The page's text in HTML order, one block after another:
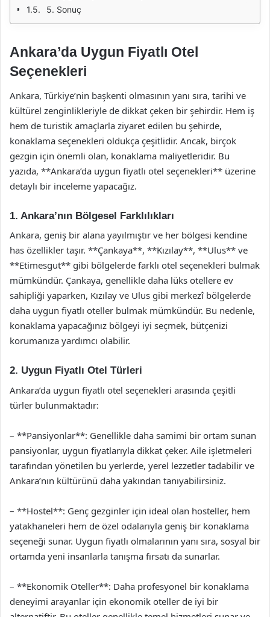
5. Sonuç
Ankara’da Uygun Fiyatlı Otel
Seçenekleri
Ankara, Türkiye’nin başkenti olmasının yanı sıra, tarihi ve
kültürel zenginlikleriyle de dikkat çeken bir şehirdir. Hem iş
hem de turistik amaçlarla ziyaret edilen bu şehirde,
konaklama seçenekleri oldukça çeşitlidir. Ancak, birçok
gezgin için önemli olan, konaklama maliyetleridir. Bu
yazıda, **Ankara’da uygun fiyatlı otel seçenekleri** üzerine
detaylı bir inceleme yapacağız.
1. Ankara’nın Bölgesel Farklılıkları
Ankara, geniş bir alana yayılmıştır ve her bölgesi kendine
has özellikler taşır. **Çankaya**, **Kızılay**, **Ulus** ve
**Etimesgut** gibi bölgelerde farklı otel seçenekleri bulmak
mümkündür. Çankaya, genellikle daha lüks otellere ev
sahipliği yaparken, Kızılay ve Ulus gibi merkezî bölgelerde
daha uygun fiyatlı oteller bulmak mümkündür. Bu nedenle,
konaklama yapacağınız bölgeyi iyi seçmek, bütçenizi
korumanıza yardımcı olabilir.
2. Uygun Fiyatlı Otel Türleri
Ankara’da uygun fiyatlı otel seçenekleri arasında çeşitli
türler bulunmaktadır:
– **Pansiyonlar**: Genellikle daha samimi bir ortam sunan
pansiyonlar, uygun fiyatlarıyla dikkat çeker. Aile işletmeleri
tarafından yönetilen bu yerlerde, yerel lezzetler tadabilir ve
Ankara’nın kültürünü daha yakından tanıyabilirsiniz.
– **Hostel**: Genç gezginler için ideal olan hosteller, hem
yatakhaneleri hem de özel odalarıyla geniş bir konaklama
seçeneği sunar. Uygun fiyatlı olmalarının yanı sıra, sosyal bir
ortamda yeni insanlarla tanışma fırsatı da sunarlar.
– **Ekonomik Oteller**: Daha profesyonel bir konaklama
deneyimi arayanlar için ekonomik oteller de iyi bir